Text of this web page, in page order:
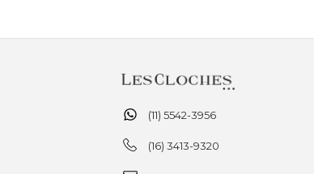
(11) 5542-3956
(16) 3413-9320